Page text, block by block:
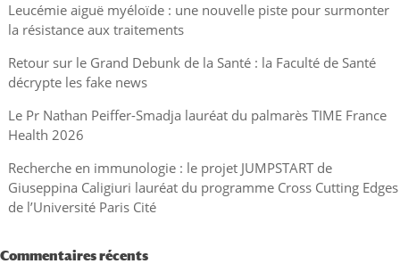
Leucémie aiguë myéloïde : une nouvelle piste pour surmonter
la résistance aux traitements
Retour sur le Grand Debunk de la Santé : la Faculté de Santé
décrypte les fake news
Le Pr Nathan Peiffer-Smadja lauréat du palmarès TIME France
Health 2026
Recherche en immunologie : le projet JUMPSTART de
Giuseppina Caligiuri lauréat du programme Cross Cutting Edges
de l’Université Paris Cité
Commentaires récents